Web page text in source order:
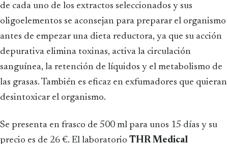
de cada uno de los extractos seleccionados y sus
oligoelementos se aconsejan para preparar el organismo
antes de empezar una dieta reductora, ya que su acción
depurativa elimina toxinas, activa la circulación
sanguínea, la retención de líquidos y el metabolismo de
las grasas. También es eficaz en exfumadores que quieran
desintoxicar el organismo.
Se presenta en frasco de 500 ml para unos 15 días y su
precio es de 26 €. El laboratorio THR Medical